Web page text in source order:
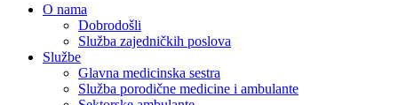
O nama
Dobrodošli
Služba zajedničkih poslova
Službe
Glavna medicinska sestra
Služba porodične medicine i ambulante